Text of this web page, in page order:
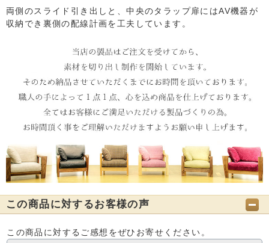
両側のスライド引き出しと、中央のタラップ扉にはAV機器が
収納でき裏側の配線計画を工夫しています。
この商品に対するお客様の声
この商品に対するご感想をぜひお寄せください。